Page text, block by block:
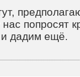
попросят
и дадим ещё.